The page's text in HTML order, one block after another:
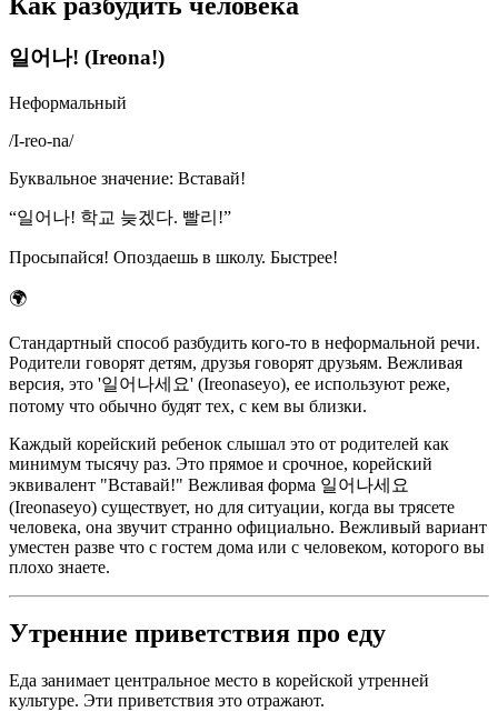
일어나! (Ireona!)
Неформальный
/I-reo-na/
Буквальное значение: Вставай!
“일어나! 학교 늦겠다. 빨리!”
Просыпайся! Опоздаешь в школу. Быстрее!
🌍
Стандартный способ разбудить кого-то в неформальной речи.
Родители говорят детям, друзья говорят друзьям. Вежливая
версия, это '일어나세요' (Ireonaseyo), ее используют реже,
потому что обычно будят тех, с кем вы близки.
Каждый корейский ребенок слышал это от родителей как
минимум тысячу раз. Это прямое и срочное, корейский
эквивалент "Вставай!" Вежливая форма 일어나세요
(Ireonaseyo) существует, но для ситуации, когда вы трясете
человека, она звучит странно официально. Вежливый вариант
уместен разве что с гостем дома или с человеком, которого вы
плохо знаете.
Утренние приветствия про еду
Еда занимает центральное место в корейской утренней
культуре. Эти приветствия это отражают.